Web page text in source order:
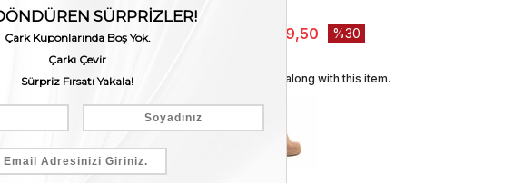
Stock Amount
₺3.349,50 30
We recommend these along with this item.